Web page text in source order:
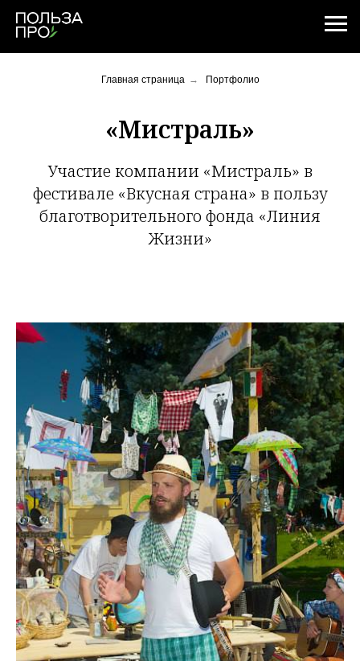
Главная страница → Портфолио
«Мистраль»
Участие компании «Мистраль» в
фестивале «Вкусная страна» в пользу
благотворительного фонда «Линия
Жизни»